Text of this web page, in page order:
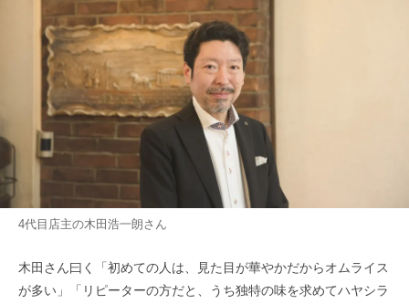
4代目店主の木田浩一朗さん
木田さん曰く「初めての人は、見た目が華やかだからオムライス
が多い」「リピーターの方だと、うち独特の味を求めてハヤシラ